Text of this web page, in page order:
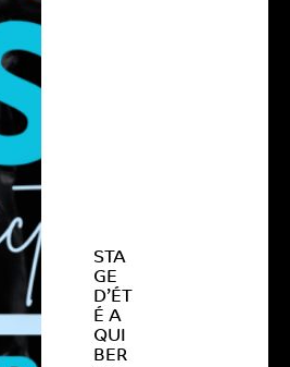
STA
GE
D’ÉT
É A
QUI
BER